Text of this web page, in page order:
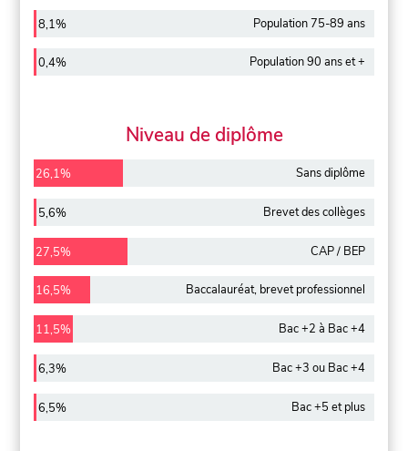
8,1% Population 75-89 ans
0,4% Population 90 ans et +
Niveau de diplôme
26,1% Sans diplôme
5,6% Brevet des collèges
27,5% CAP / BEP
16,5% Baccalauréat, brevet professionnel
11,5% Bac +2 à Bac +4
6,3% Bac +3 ou Bac +4
6,5% Bac +5 et plus